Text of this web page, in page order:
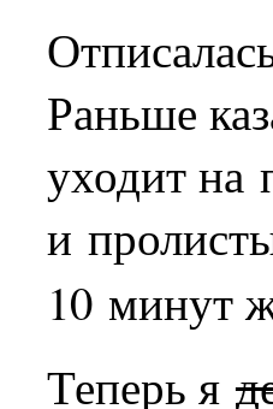
Раньше
уходит на
и
10 минут
Теперь я